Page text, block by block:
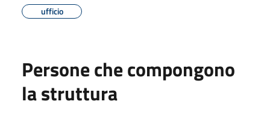
ufficio
Persone che compongono
la struttura